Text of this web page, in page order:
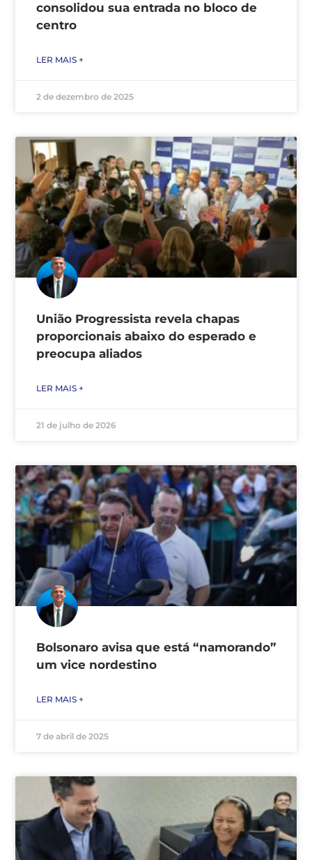
consolidou sua entrada no bloco de
centro
LER MAIS +
2 de dezembro de 2025
União Progressista revela chapas
proporcionais abaixo do esperado e
preocupa aliados
LER MAIS +
21 de julho de 2026
Bolsonaro avisa que está “namorando”
um vice nordestino
LER MAIS +
7 de abril de 2025